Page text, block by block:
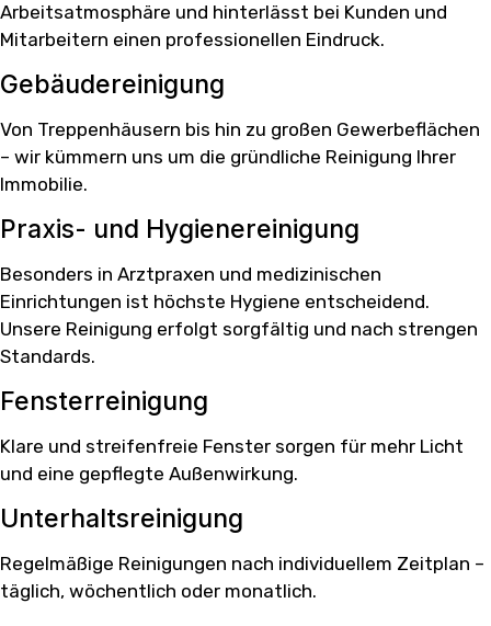
Arbeitsatmosphäre und hinterlässt bei Kunden und
Mitarbeitern einen professionellen Eindruck.
Gebäudereinigung
Von Treppenhäusern bis hin zu großen Gewerbeflächen
– wir kümmern uns um die gründliche Reinigung Ihrer
Immobilie.
Praxis- und Hygienereinigung
Besonders in Arztpraxen und medizinischen
Einrichtungen ist höchste Hygiene entscheidend.
Unsere Reinigung erfolgt sorgfältig und nach strengen
Standards.
Fensterreinigung
Klare und streifenfreie Fenster sorgen für mehr Licht
und eine gepflegte Außenwirkung.
Unterhaltsreinigung
Regelmäßige Reinigungen nach individuellem Zeitplan –
täglich, wöchentlich oder monatlich.